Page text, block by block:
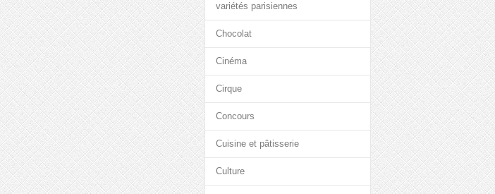
variétés parisiennes
Chocolat
Cinéma
Cirque
Concours
Cuisine et pâtisserie
Culture